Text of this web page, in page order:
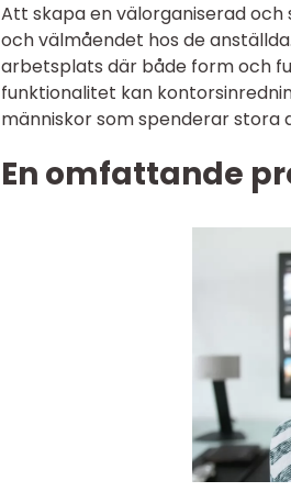
Att skapa en välorganiserad
och välmåendet hos de
arbetsplats där både form och
funktionalitet kan
människor som spenderar stora
En omfattande